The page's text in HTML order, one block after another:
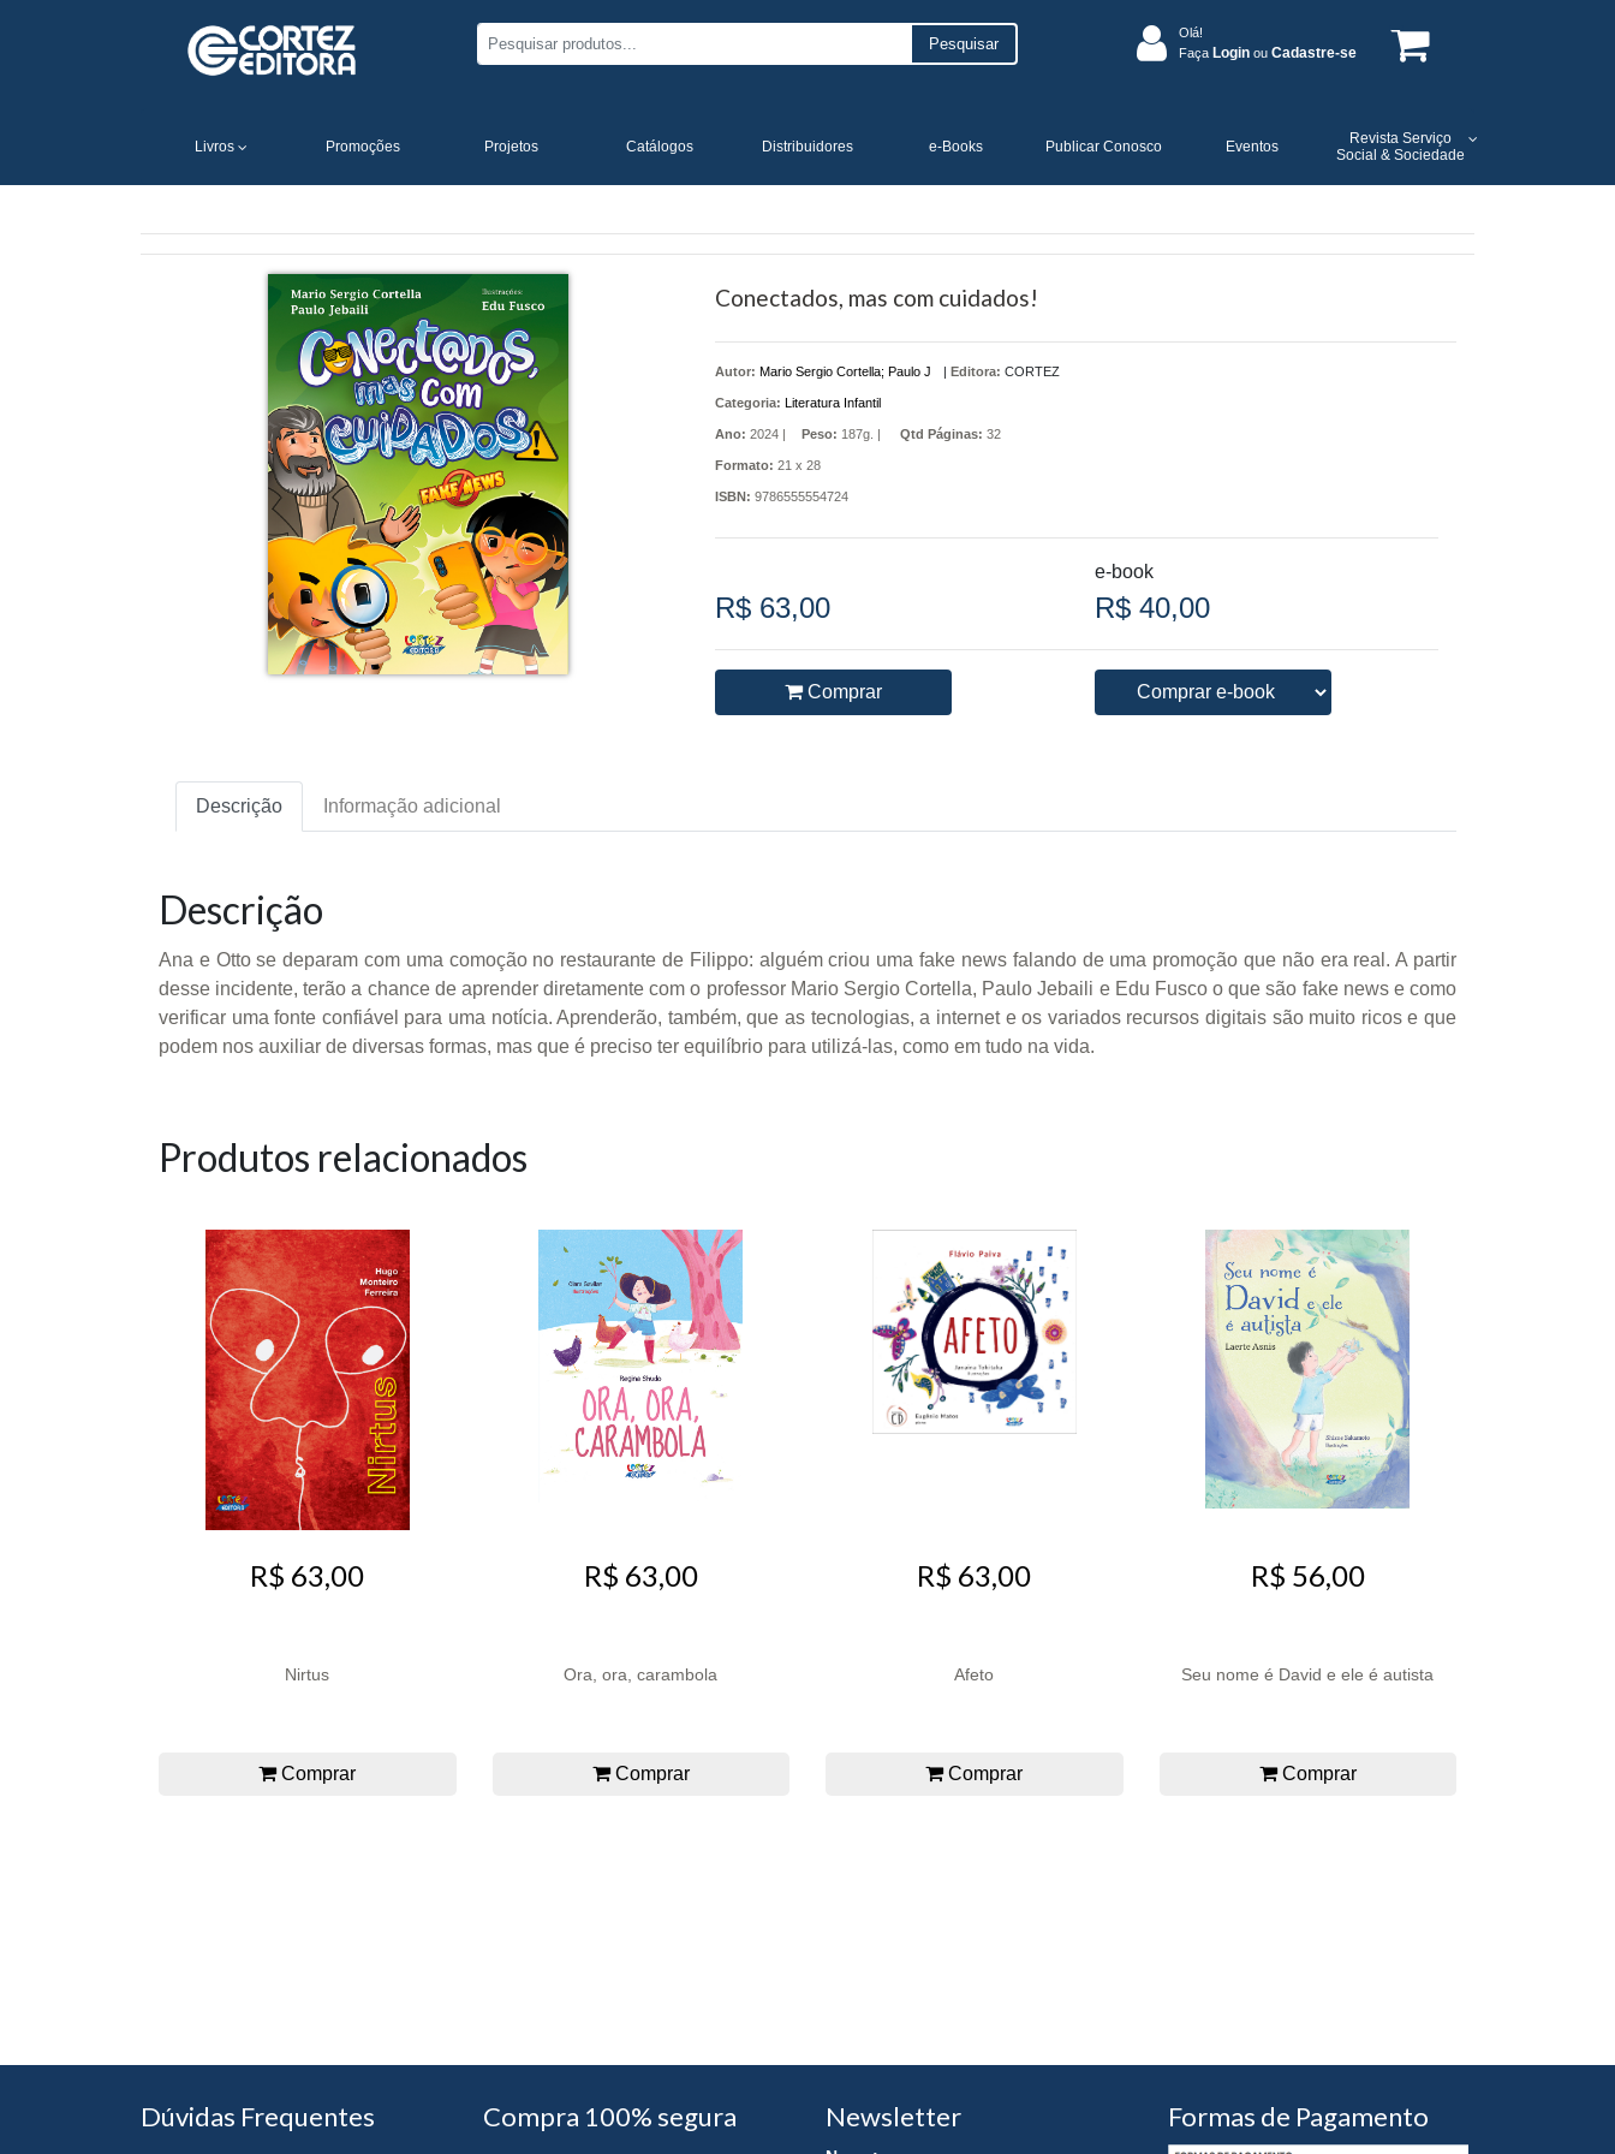
Pesquisar
Olá!
Faça Login ou Cadastre-se
Livros Promoções Projetos Catálogos Distribuidores e-Books Publicar Conosco Eventos
Revista Serviço
Social & Sociedade
Conectados, mas com cuidados!
Autor: Mario Sergio Cortella; Paulo J | Editora: CORTEZ
Categoria: Literatura Infantil
Ano: 2024 | Peso: 187g. | Qtd Páginas: 32
Formato: 21 x 28
ISBN: 9786555554724
e-book
R$ 63,00 R$ 40,00
Comprar
Descrição Informação adicional
Descrição
Ana e Otto se deparam com uma comoção no restaurante de Filippo: alguém criou uma fake news falando de uma promoção que não era real. A partir
desse incidente, terão a chance de aprender diretamente com o professor Mario Sergio Cortella, Paulo Jebaili e Edu Fusco o que são fake news e como
verificar uma fonte confiável para uma notícia. Aprenderão, também, que as tecnologias, a internet e os variados recursos digitais são muito ricos e que
podem nos auxiliar de diversas formas, mas que é preciso ter equilíbrio para utilizá-las, como em tudo na vida.
Produtos relacionados
R$ 63,00
Nirtus
Comprar
R$ 63,00
Ora, ora, carambola
Comprar
R$ 63,00
Afeto
Comprar
R$ 56,00
Seu nome é David e ele é autista
Comprar
Dúvidas Frequentes Compra 100% segura Newsletter Formas de Pagamento